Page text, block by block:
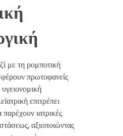
με τη ρομποτική
πρωτοφανείς
επιτρέπει
ιατρικές
αξιοποιώντας